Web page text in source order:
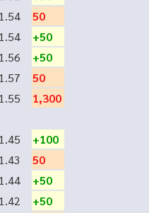
50
+50
+50
50
1,300
+100
50
+50
+50